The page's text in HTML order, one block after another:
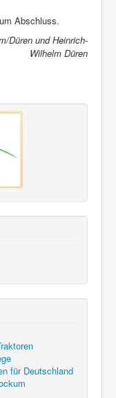
Abschluss.
Düren und Heinrich-
Wilhelm Düren
für Deutschland